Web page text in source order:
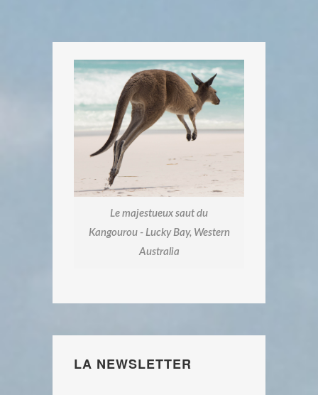
Le majestueux saut du
Kangourou - Lucky Bay, Western
Australia
LA NEWSLETTER